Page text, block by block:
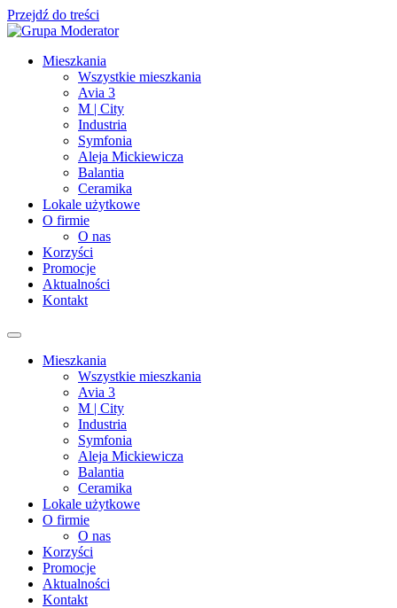
Przejdź do treści
Mieszkania
Wszystkie mieszkania
Avia 3
M | City
Industria
Symfonia
Aleja Mickiewicza
Balantia
Ceramika
Lokale użytkowe
O firmie
O nas
Korzyści
Promocje
Aktualności
Kontakt
Mieszkania
Wszystkie mieszkania
Avia 3
M | City
Industria
Symfonia
Aleja Mickiewicza
Balantia
Ceramika
Lokale użytkowe
O firmie
O nas
Korzyści
Promocje
Aktualności
Kontakt